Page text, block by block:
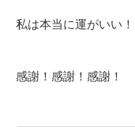
私は本当に運がいい！
感謝！感謝！感謝！